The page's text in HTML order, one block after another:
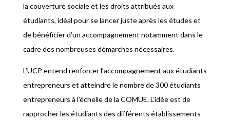
la couverture sociale et les droits attribués aux
étudiants, idéal pour se lancer juste après les études et
de bénéficier d’un accompagnement notamment dans le
cadre des nombreuses démarches nécessaires.
L’UCP entend renforcer l’accompagnement aux étudiants
entrepreneurs et atteindre le nombre de 300 étudiants
entrepreneurs à l’échelle de la COMUE. L’idée est de
rapprocher les étudiants des différents établissements